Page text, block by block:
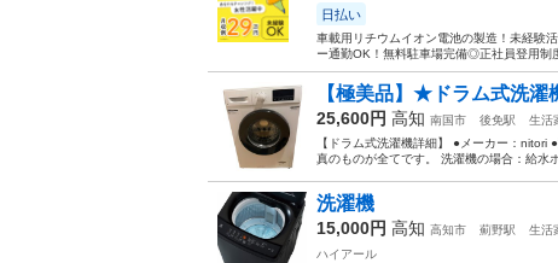
日払い
車載用リチウムイオン電池の製造！未経験
ー通勤OK！無料駐車場完備◎正社員登用制
【極美品】★ドラム式洗
25,600円 高知 南国市 後免駅
生活
【ドラム式洗濯機詳細】 ●メーカー：
真のものが全てです。 洗濯機の場合：給水
洗濯機
15,000円 高知 高知市 薊野駅
生活
ハイアール